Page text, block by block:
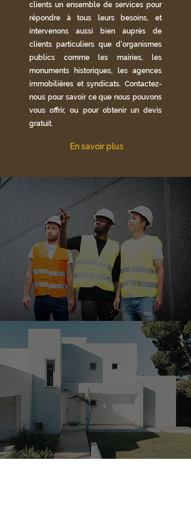
clients un ensemble de services pour
répondre à tous leurs besoins, et
intervenons aussi bien auprès de
clients particuliers que d'organismes
publics comme les mairies, les
monuments historiques, les agences
immobilières et syndicats. Contactez-
nous pour savoir ce que nous pouvons
vous offrir, ou pour obtenir un devis
gratuit.
En savoir plus